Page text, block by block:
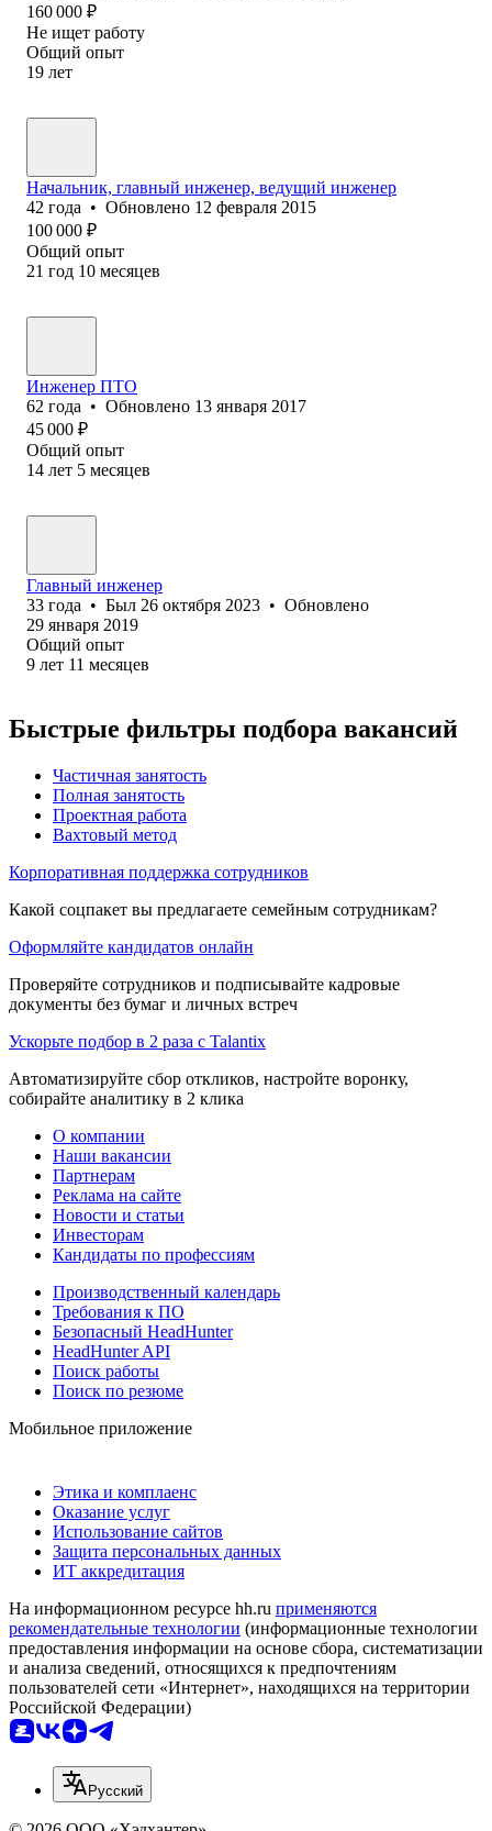
160 000 ₽
Не ищет работу
Общий опыт
19 лет
Начальник, главный инженер, ведущий инженер
42 года • Обновлено 12 февраля 2015
100 000 ₽
Общий опыт
21 год 10 месяцев
Инженер ПТО
62 года • Обновлено 13 января 2017
45 000 ₽
Общий опыт
14 лет 5 месяцев
Главный инженер
33 года • Был 26 октября 2023 • Обновлено
29 января 2019
Общий опыт
9 лет 11 месяцев
Быстрые фильтры подбора вакансий
Частичная занятость
Полная занятость
Проектная работа
Вахтовый метод
Корпоративная поддержка сотрудников
Какой соцпакет вы предлагаете семейным сотрудникам?
Оформляйте кандидатов онлайн
Проверяйте сотрудников и подписывайте кадровые
документы без бумаг и личных встреч
Ускорьте подбор в 2 раза с Talantix
Автоматизируйте сбор откликов, настройте воронку,
собирайте аналитику в 2 клика
О компании
Наши вакансии
Партнерам
Реклама на сайте
Новости и статьи
Инвесторам
Кандидаты по профессиям
Производственный календарь
Требования к ПО
Безопасный HeadHunter
HeadHunter API
Поиск работы
Поиск по резюме
Мобильное приложение
Этика и комплаенс
Оказание услуг
Использование сайтов
Защита персональных данных
ИТ аккредитация
На информационном ресурсе hh.ru применяются
рекомендательные технологии (информационные технологии
предоставления информации на основе сбора, систематизации
и анализа сведений, относящихся к предпочтениям
пользователей сети «Интернет», находящихся на территории
Российской Федерации)
Русский